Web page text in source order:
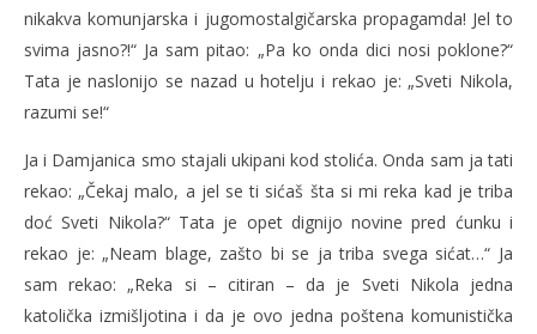
nikakva komunjarska i jugomostalgičarska propagamda! Jel to
svima jasno?!“ Ja sam pitao: „Pa ko onda dici nosi poklone?“
Tata je naslonijo se nazad u hotelju i rekao je: „Sveti Nikola,
razumi se!“
Ja i Damjanica smo stajali ukipani kod stolića. Onda sam ja tati
rekao: „Čekaj malo, a jel se ti sićaš šta si mi reka kad je triba
doć Sveti Nikola?“ Tata je opet dignijo novine pred ćunku i
rekao je: „Neam blage, zašto bi se ja triba svega sićat…“ Ja
sam rekao: „Reka si – citiran – da je Sveti Nikola jedna
katolička izmišljotina i da je ovo jedna poštena komunistička